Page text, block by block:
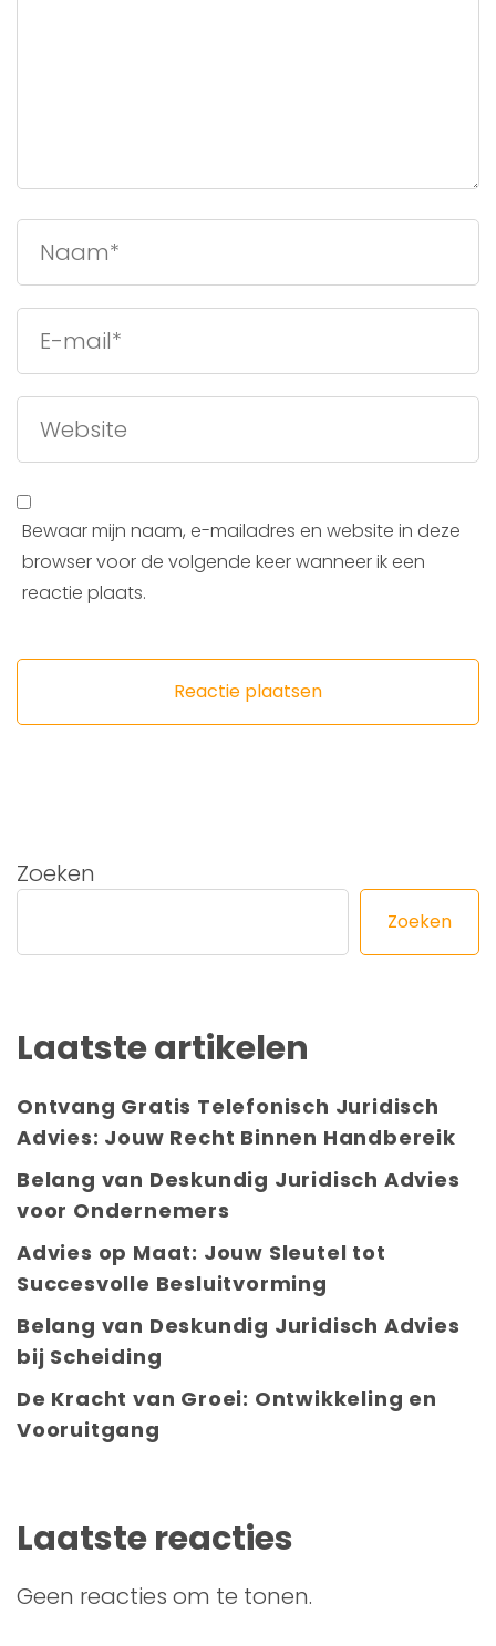
Bewaar mijn naam, e-mailadres en website in deze
browser voor de volgende keer wanneer ik een
reactie plaats.
Zoeken
Zoeken
Laatste artikelen
Ontvang Gratis Telefonisch Juridisch
Advies: Jouw Recht Binnen Handbereik
Belang van Deskundig Juridisch Advies
voor Ondernemers
Advies op Maat: Jouw Sleutel tot
Succesvolle Besluitvorming
Belang van Deskundig Juridisch Advies
bij Scheiding
De Kracht van Groei: Ontwikkeling en
Vooruitgang
Laatste reacties
Geen reacties om te tonen.